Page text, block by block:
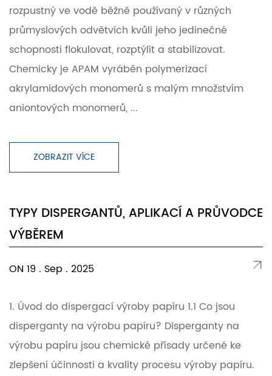
rozpustný ve vodě běžně používaný v různých
průmyslových odvětvích kvůli jeho jedinečné
schopnosti flokulovat, rozptýlit a stabilizovat.
Chemicky je APAM vyráběn polymerizací
akrylamidových monomerů s malým množstvím
aniontových monomerů, ...
ZOBRAZIT VÍCE
TYPY DISPERGANTŮ, APLIKACÍ A PRŮVODCE
VÝBĚREM
ON 19 . Sep . 2025
1. Úvod do dispergací výroby papíru 1.1 Co jsou
disperganty na výrobu papíru? Disperganty na
výrobu papíru jsou chemické přísady určené ke
zlepšení účinnosti a kvality procesu výroby papíru.